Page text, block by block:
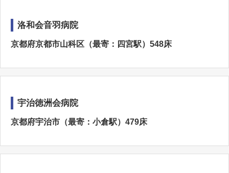
洛和会音羽病院
京都府京都市山科区（最寄：四宮駅）548床
宇治徳洲会病院
京都府宇治市（最寄：小倉駅）479床